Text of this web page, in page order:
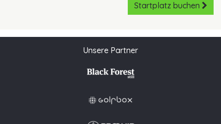
Startplatz buchen
Unsere Partner